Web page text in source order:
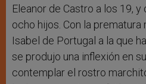
Eleanor de Castro a los 19,
ocho hijos. Con la
Isabel de Portugal a la que
se produjo una inflexión en
contemplar el rostro